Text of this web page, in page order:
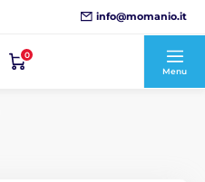
info@momanio.it
0
Menu